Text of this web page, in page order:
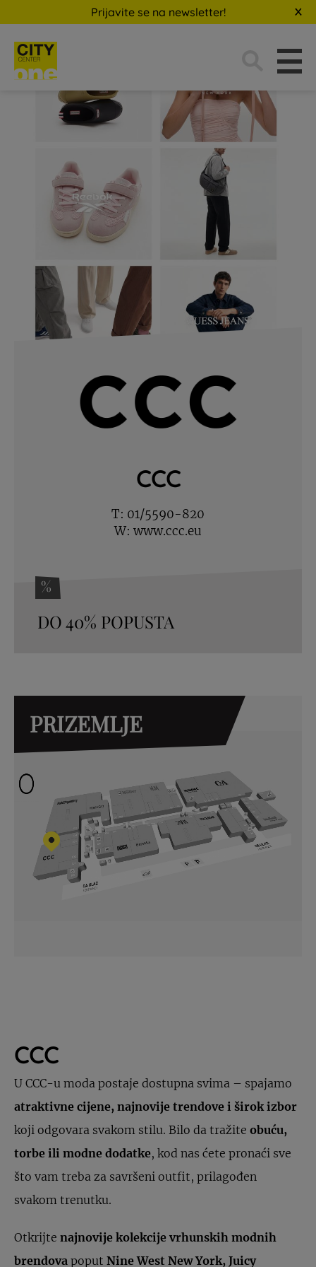
Prijavite se na newsletter!
CCC
T: 01/5590-820
W: www.ccc.eu
%
DO 40% POPUSTA
PRIZEMLJE
CCC
U CCC-u moda postaje dostupna svima – spajamo
atraktivne cijene, najnovije trendove i širok izbor
koji odgovara svakom stilu. Bilo da tražite obuću,
torbe ili modne dodatke, kod nas ćete pronaći sve
što vam treba za savršeni outfit, prilagođen
svakom trenutku.
Otkrijte najnovije kolekcije vrhunskih modnih
brendova poput Nine West New York, Juicy